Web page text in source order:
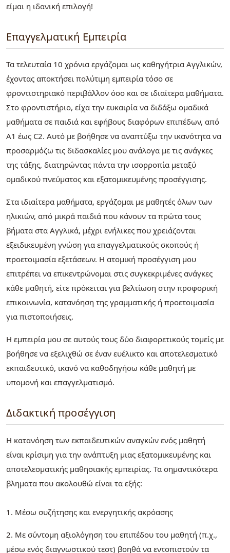
είμαι η ιδανική επιλογή!
Επαγγελματική Εμπειρία
Τα τελευταία 10 χρόνια εργάζομαι ως καθηγήτρια Αγγλικών,
έχοντας αποκτήσει πολύτιμη εμπειρία τόσο σε
φροντιστηριακό περιβάλλον όσο και σε ιδιαίτερα μαθήματα.
Στο φροντιστήριο, είχα την ευκαιρία να διδάξω ομαδικά
μαθήματα σε παιδιά και εφήβους διαφόρων επιπέδων, από
A1 έως C2. Αυτό με βοήθησε να αναπτύξω την ικανότητα να
προσαρμόζω τις διδασκαλίες μου ανάλογα με τις ανάγκες
της τάξης, διατηρώντας πάντα την ισορροπία μεταξύ
ομαδικού πνεύματος και εξατομικευμένης προσέγγισης.
Στα ιδιαίτερα μαθήματα, εργάζομαι με μαθητές όλων των
ηλικιών, από μικρά παιδιά που κάνουν τα πρώτα τους
βήματα στα Αγγλικά, μέχρι ενήλικες που χρειάζονται
εξειδικευμένη γνώση για επαγγελματικούς σκοπούς ή
προετοιμασία εξετάσεων. Η ατομική προσέγγιση μου
επιτρέπει να επικεντρώνομαι στις συγκεκριμένες ανάγκες
κάθε μαθητή, είτε πρόκειται για βελτίωση στην προφορική
επικοινωνία, κατανόηση της γραμματικής ή προετοιμασία
για πιστοποιήσεις.
Η εμπειρία μου σε αυτούς τους δύο διαφορετικούς τομείς με
βοήθησε να εξελιχθώ σε έναν ευέλικτο και αποτελεσματικό
εκπαιδευτικό, ικανό να καθοδηγήσω κάθε μαθητή με
υπομονή και επαγγελματισμό.
Διδακτική προσέγγιση
Η κατανόηση των εκπαιδευτικών αναγκών ενός μαθητή
είναι κρίσιμη για την ανάπτυξη μιας εξατομικευμένης και
αποτελεσματικής μαθησιακής εμπειρίας. Τα σημαντικότερα
βληματα που ακολουθώ είναι τα εξής:
1. Μέσω συζήτησης και ενεργητικής ακρόασης
2. Με σύντομη αξιολόγηση του επιπέδου του μαθητή (π.χ.,
μέσω ενός διαγνωστικού τεστ) βοηθά να εντοπιστούν τα